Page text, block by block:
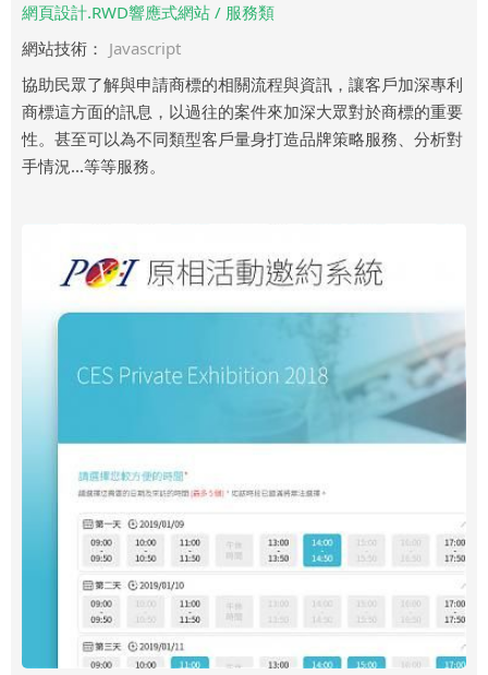
網頁設計.RWD響應式網站 / 服務類
網站技術： Javascript
協助民眾了解與申請商標的相關流程與資訊，讓客戶加深專利
商標這方面的訊息，以過往的案件來加深大眾對於商標的重要
性。甚至可以為不同類型客戶量身打造品牌策略服務、分析對
手情況...等等服務。